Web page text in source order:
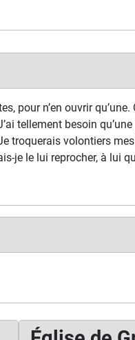
pour n’en ouvrir
tellement besoin
troquerais volontiers
je le lui reprocher, à lui